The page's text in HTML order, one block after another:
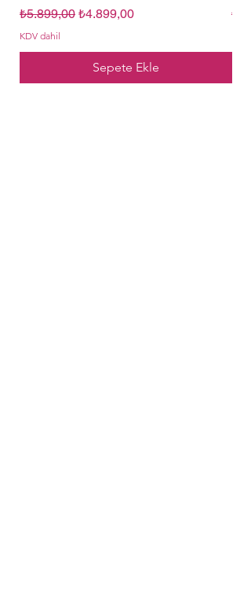
Normal Fiyat
₺5.899,00 İndirimli Fiyat
₺4.899,00
KDV dahil
Sepete Ekle